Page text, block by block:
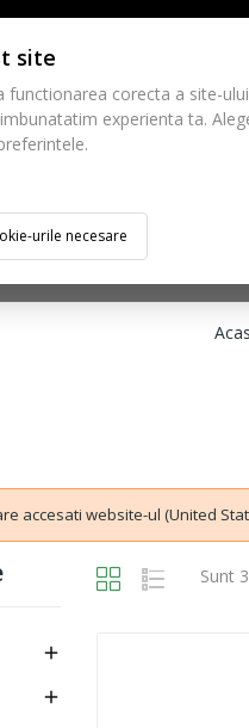
site
functionarea corecta a site-
experienta ta.
urile necesare
asteptati confirmarea
Echipamente
accesati website-ul (United


Sunt